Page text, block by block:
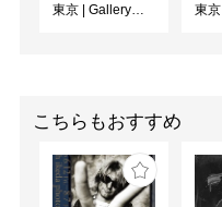
東京
Gallery子の星
東京
こちらもおすすめ